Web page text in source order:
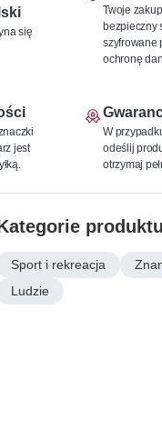
się
Twoje
bezpieczny
szyfrowane
ochronę
jest
W
odeślij
otrzymaj
produktu
Sport i rekreacja
Ludzie